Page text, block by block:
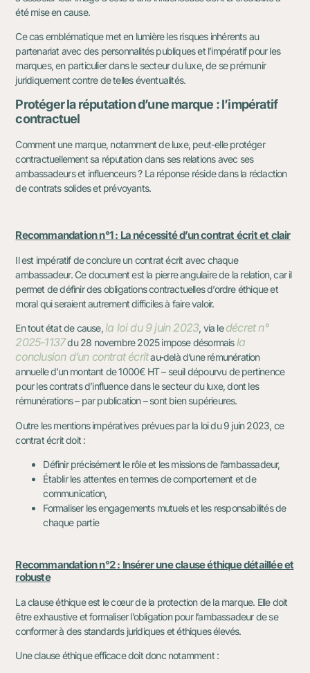
été mise en cause.
Ce cas emblématique met en lumière les risques inhérents au
partenariat avec des personnalités publiques et l’impératif pour les
marques, en particulier dans le secteur du luxe, de se prémunir
juridiquement contre de telles éventualités.
Protéger la réputation d’une marque : l’impératif
contractuel
Comment une marque, notamment de luxe, peut-elle protéger
contractuellement sa réputation dans ses relations avec ses
ambassadeurs et influenceurs ? La réponse réside dans la rédaction
de contrats solides et prévoyants.
Recommandation n°1 : La nécessité d’un contrat écrit et clair
Il est impératif de conclure un contrat écrit avec chaque
ambassadeur. Ce document est la pierre angulaire de la relation, car il
permet de définir des obligations contractuelles d’ordre éthique et
moral qui seraient autrement difficiles à faire valoir.
En tout état de cause,la loi du 9 juin 2023, via ledécret n°
2025-1137du 28 novembre 2025 impose désormaisla
conclusion d’un contrat écritau-delà d’une rémunération
annuelle d’un montant de 1000€ HT – seuil dépourvu de pertinence
pour les contrats d’influence dans le secteur du luxe, dont les
rémunérations – par publication – sont bien supérieures.
Outre les mentions impératives prévues par la loi du 9 juin 2023, ce
contrat écrit doit :
Définir précisément le rôle et les missions de l’ambassadeur,
Établir les attentes en termes de comportement et de
communication,
Formaliser les engagements mutuels et les responsabilités de
chaque partie
Recommandation n°2 : Insérer une clause éthique détaillée et
robuste
La clause éthique est le cœur de la protection de la marque. Elle doit
être exhaustive et formaliser l’obligation pour l’ambassadeur de se
conformer à des standards juridiques et éthiques élevés.
Une clause éthique efficace doit donc notamment :